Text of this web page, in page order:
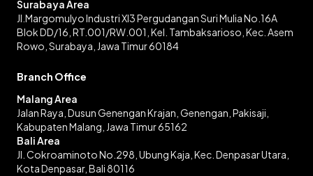
Surabaya Area
Jl.Margomulyo Industri XI3 Pergudangan Suri Mulia No.16A
Blok DD/16, RT.001/RW.001, Kel. Tambaksarioso, Kec. Asem
Rowo, Surabaya, Jawa Timur 60184
Branch Office
Malang Area
Jalan Raya, Dusun Genengan Krajan, Genengan, Pakisaji,
Kabupaten Malang, Jawa Timur 65162
Bali Area
Jl. Cokroaminoto No.298, Ubung Kaja, Kec. Denpasar Utara,
Kota Denpasar, Bali 80116